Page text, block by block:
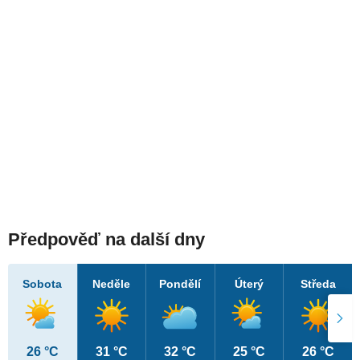
Předpověď na další dny
Sobota
26 °C
Neděle
31 °C
Pondělí
32 °C
Úterý
25 °C
Středa
26 °C